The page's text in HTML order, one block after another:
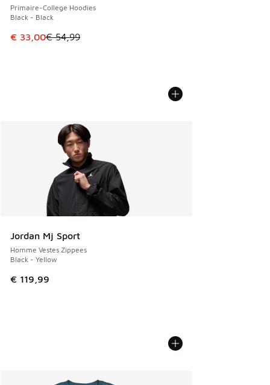
Primaire-College Hoodies
Black - Black
Cet article est en promotion. Prix en baisse de € 54,99 à
€ 33,00€ 54,99
Jordan Mj Sport
Homme Vestes Zippees
Black - Yellow
€ 119,99